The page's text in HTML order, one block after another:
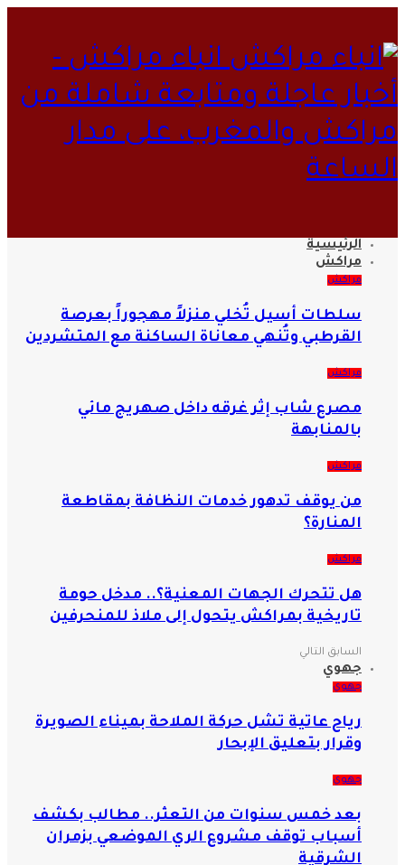
انباء مراكش -
عاجلة ومتابعة شاملة من
والمغرب، على مدار
الرئيسية
مراكش
مراكش
سلطات أسيل تُخلي منزلاً مهجوراً بعرصة
القرطبي وتُنهي معاناة الساكنة مع المتشردين
مراكش
مصرع شاب إثر غرقه داخل صهريج مائي
بالمنابهة
مراكش
من يوقف تدهور خدمات النظافة بمقاطعة
المنارة؟
مراكش
هل تتحرك الجهات المعنية؟.. مدخل حومة
تاريخية بمراكش يتحول إلى ملاذ للمنحرفين
السابقالتالي
جهوي
جهوي
رياح عاتية تشل حركة الملاحة بميناء الصويرة
وقرار بتعليق الإبحار
جهوي
بعد خمس سنوات من التعثر.. مطالب بكشف
أسباب توقف مشروع الري الموضعي بزمران
الشرقية